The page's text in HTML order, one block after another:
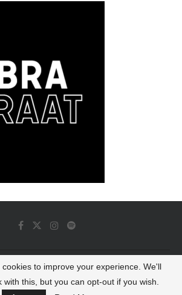
Dash All Rights Reserved
to improve your experience. We'll
this, but you can opt-out if you wish.